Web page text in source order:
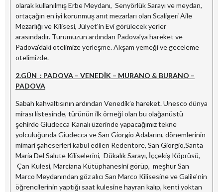
olarak kullanılmış Erbe Meydanı, Senyörlük Sarayı ve meydan,
ortaçağın en iyi korunmuş anıt mezarları olan Scaligeri Aile
Mezarlığı ve Kilisesi, Jülyet'in Evi görülecek yerler
arasındadır. Turumuzun ardından Padova’ya hareket ve
Padova’daki otelimize yerleşme. Akşam yemeği ve geceleme
otelimizde.
2.GÜN : PADOVA – VENEDİK – MURANO & BURANO –
PADOVA
Sabah kahvaltısının ardından Venedik’e hareket. Unesco dünya
mirası listesinde, türünün ilk örneği olan bu olağanüstü
şehirde Giudecca Kanalı üzerinde yapacağımız tekne
yolculuğunda Giudecca ve San Giorgio Adalarını, dönemlerinin
mimari şaheserleri kabul edilen Redentore, San Giorgio,Santa
Maria Del Salute Kiliselerini, Dükalık Sarayı, İççekiş Köprüsü,
Çan Kulesi, Marciana Kütüphanesini görüp, meşhur San
Marco Meydanından göz alıcı San Marco Kilisesine ve Galile'nin
öğrencilerinin yaptığı saat kulesine hayran kalıp, kenti yoktan